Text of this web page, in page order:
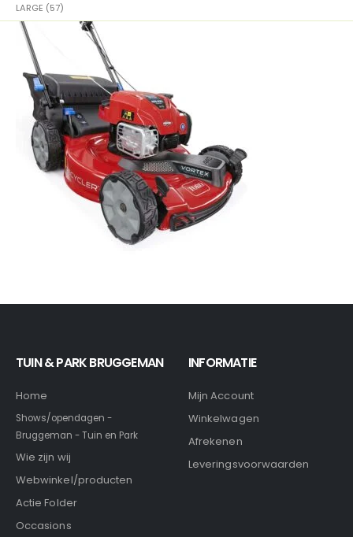
LARGE (57)
TUIN & PARK BRUGGEMAN
Home
Shows/opendagen -
Bruggeman - Tuin en Park
Wie zijn wij
Webwinkel/producten
Actie Folder
Occasions
INFORMATIE
Mijn Account
Winkelwagen
Afrekenen
Leveringsvoorwaarden